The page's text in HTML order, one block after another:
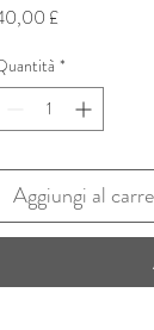
£Prezzo
*
Aggiungi al